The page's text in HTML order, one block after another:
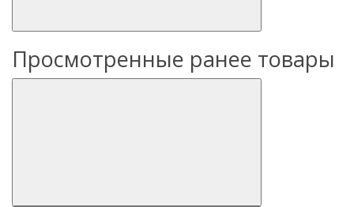
Просмотренные ранее товары